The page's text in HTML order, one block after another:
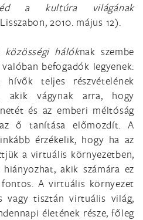
a kultúra világának
2010. május 12).
közösségi hálóknak szembe
befogadók legyenek:
hívők teljes részvételének
akik vágynak arra, hogy
és az emberi méltóság
ő tanítása előmozdít. A
érzékelik, hogy ha az
a virtuális környezetben,
akik számára ez
A virtuális környezet
vagy tisztán virtuális világ,
életének része, főleg